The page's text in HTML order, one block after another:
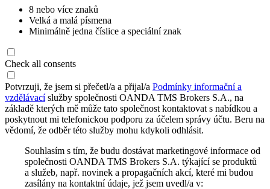
8 nebo více znaků
Velká a malá písmena
Minimálně jedna číslice a speciální znak
Check all consents
Potvrzuji, že jsem si přečetl/a a přijal/a Podmínky informační a
vzdělávacíslužby společnosti OANDA TMS Brokers S.A., na
základě kterých mě může tato společnost kontaktovat s nabídkou a
poskytnout mi telefonickou podporu za účelem správy účtu. Beru na
vědomí, že odběr této služby mohu kdykoli odhlásit.
Souhlasím s tím, že budu dostávat marketingové informace od
společnosti OANDA TMS Brokers S.A. týkající se produktů
a služeb, např. novinek a propagačních akcí, které mi budou
zasílány na kontaktní údaje, jež jsem uvedl/a v: